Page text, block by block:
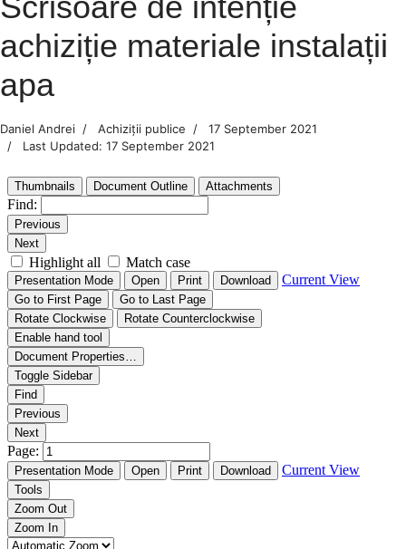
achiziție materiale instalații
apa
Daniel Andrei Achiziții publice
17 September 2021
Last Updated: 17 September 2021